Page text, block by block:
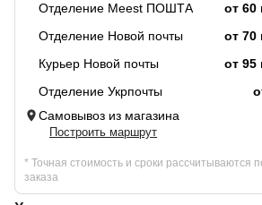
Отделение Meest ПОШТА от 60
Отделение Новой почты
от 70
Курьер Новой почты
от 95
Отделение Укрпочты
Самовывоз из магазина
Построить маршрут
* Точная стоимость и сроки рассчитываются
заказа